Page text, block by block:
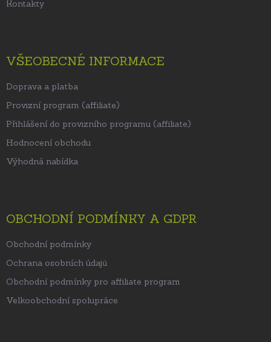
Kontakty
VŠEOBECNÉ INFORMACE
Doprava a platba
Provizní program (affiliate)
Přihlášení do provizního programu (affiliate)
Hodnocení obchodu
Výhodná nabídka
OBCHODNÍ PODMÍNKY A GDPR
Obchodní podmínky
Ochrana osobních údajů
Obchodní podmínky pro affiliate program
Velkoobchodní spolupráce